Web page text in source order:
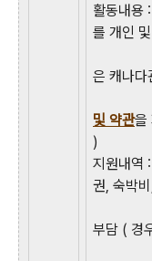
활동내용
를 개인
은 캐나다
및 약관을
)
지원내역
권, 숙박
부담 ( 경